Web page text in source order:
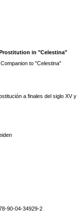
in "Celestina"
Companion to "Celestina"
a finales del siglo XV
90-04-34929-2